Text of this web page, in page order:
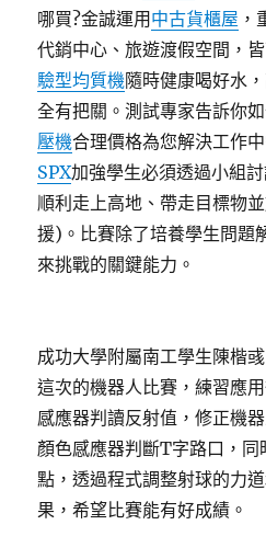
哪買?金誠運用 中古貨櫃屋 ，
代銷中心、旅遊渡假空間，
驗型均質機隨時健康喝好水
全有把關。測試專家告訴你
壓機合理價格為您解決工作
SPX加強學生必須透過小組
順利走上高地、帶走目標物
援)。比賽除了培養學生問題
來挑戰的關鍵能力。
成功大學附屬南工學生陳楷
這次的機器人比賽，練習應
感應器判讀反射值，修正機
顏色感應器判斷T字路口，
點，透過程式調整射球的力
果，希望比賽能有好成績。